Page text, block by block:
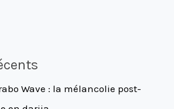
Wave : la mélancolie post-